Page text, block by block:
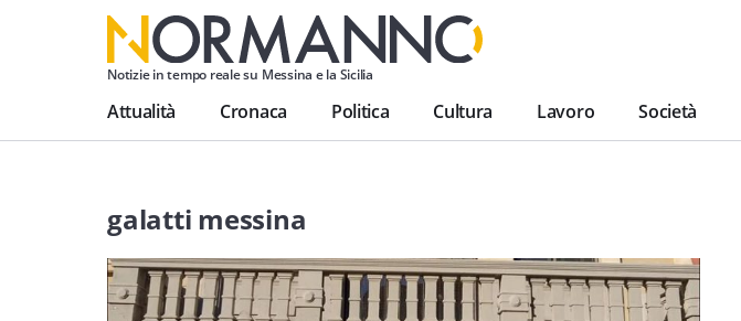
Notizie in tempo reale su Messina e la Sicilia
Attualità Cronaca Politica Cultura Lavoro Società
galatti messina